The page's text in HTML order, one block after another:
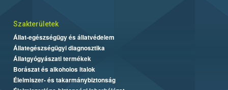
Szakterületek
Állat-egészségügy és állatvédelem
Állategészségügyi diagnosztika
Állatgyógyászati termékek
Borászat és alkoholos italok
Élelmiszer- és takarmánybiztonság